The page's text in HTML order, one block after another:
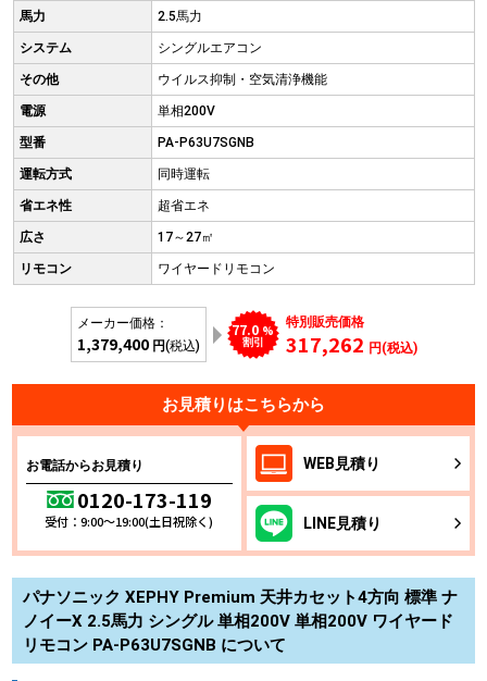
馬力 2.5馬力
システム シングルエアコン
その他 ウイルス抑制・空気清浄機能
電源 単相200V
型番 PA-P63U7SGNB
運転方式 同時運転
省エネ性 超省エネ
広さ 17～27㎡
リモコン ワイヤードリモコン
メーカー価格：
1,379,400 円(税込)
77.0 %
割引
特別販売価格
317,262 円(税込)
お見積りはこちらから
お電話からお見積り
0120-173-119
受付：9:00～19:00(土日祝除く)
WEB 見積り
LINE見積り
パナソニック XEPHY Premium 天井カセット4方向 標準 ナ
ノイーX 2.5馬力 シングル 単相200V 単相200V ワイヤード
リモコン PA-P63U7SGNB について